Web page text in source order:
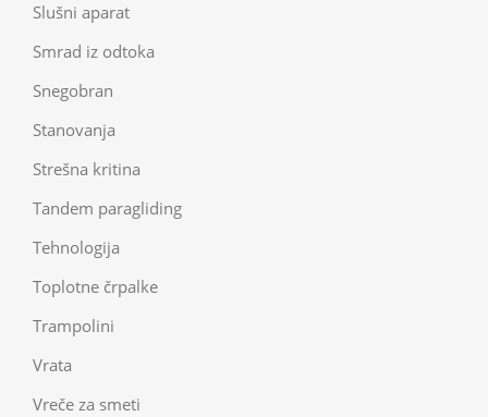
Slušni aparat
Smrad iz odtoka
Snegobran
Stanovanja
Strešna kritina
Tandem paragliding
Tehnologija
Toplotne črpalke
Trampolini
Vrata
Vreče za smeti